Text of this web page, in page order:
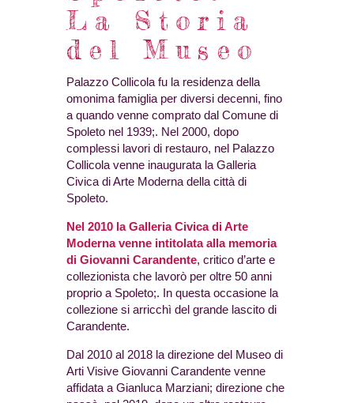
La Storia
del Museo
Palazzo Collicola fu la residenza della
omonima famiglia per diversi decenni, fino
a quando venne comprato dal Comune di
Spoleto nel 1939;. Nel 2000, dopo
complessi lavori di restauro, nel Palazzo
Collicola venne inaugurata la Galleria
Civica di Arte Moderna della città di
Spoleto.
Nel 2010 la Galleria Civica di Arte
Moderna venne intitolata alla memoria
di Giovanni Carandente, critico d’arte e
collezionista che lavorò per oltre 50 anni
proprio a Spoleto;. In questa occasione la
collezione si arricchì del grande lascito di
Carandente.
Dal 2010 al 2018 la direzione del Museo di
Arti Visive Giovanni Carandente venne
affidata a Gianluca Marziani; direzione che